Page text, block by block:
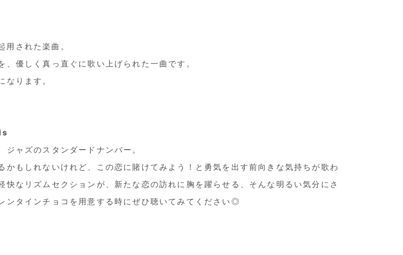
された楽曲。
優しく真っ直ぐに歌い上げられた一曲です。
なります。
ャズのスタンダードナンバー。
かもしれないけれど、この恋に賭けてみよう！と勇気を出す前向きな気持ちが歌わ
なリズムセクションが、新たな恋の訪れに胸を躍らせる、そんな明るい気分にさ
ンタインチョコを用意する時にぜひ聴いてみてください◎